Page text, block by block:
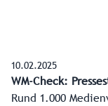
10.02.2025
WM-Check:
Rund 1.000